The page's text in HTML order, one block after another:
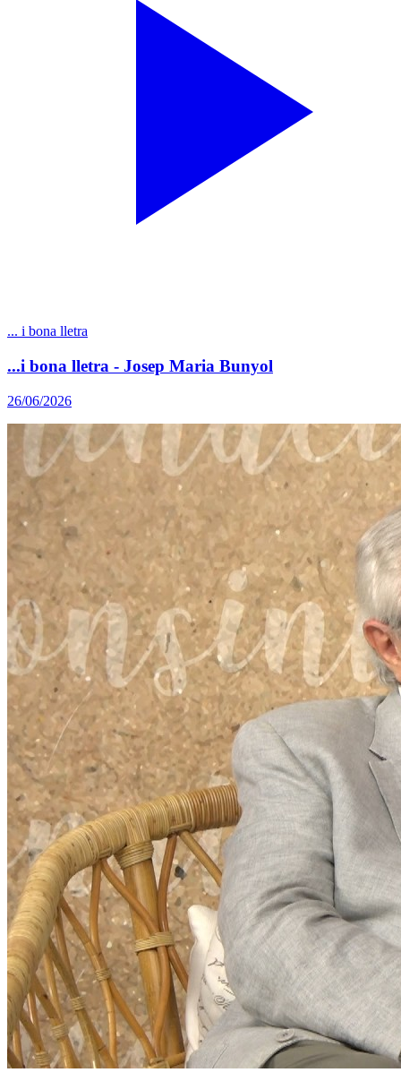
... i bona lletra
...i bona lletra - Josep Maria Bunyol
26/06/2026